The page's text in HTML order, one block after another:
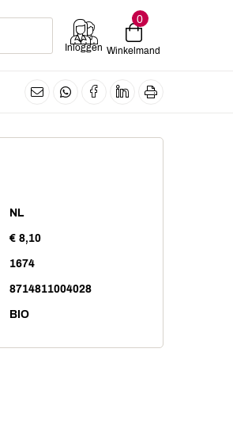
Inloggen
0
Winkelmand
NL
€ 8,10
1674
8714811004028
BIO